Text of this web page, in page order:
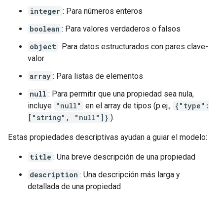
integer : Para números enteros
boolean : Para valores verdaderos o falsos
object : Para datos estructurados con pares clave-
valor
array : Para listas de elementos
null : Para permitir que una propiedad sea nula,
incluye "null" en el array de tipos (p.ej., {"type":
["string", "null"]} ).
Estas propiedades descriptivas ayudan a guiar el modelo:
title : Una breve descripción de una propiedad
description : Una descripción más larga y
detallada de una propiedad